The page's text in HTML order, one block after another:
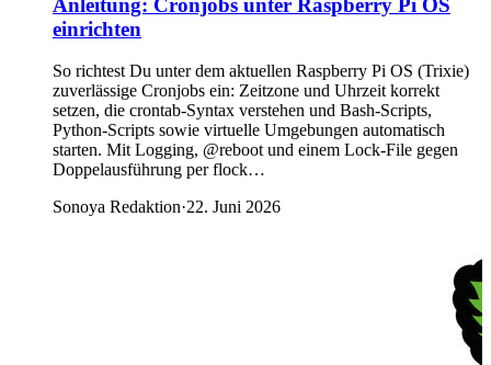
einrichten
So richtest Du unter dem aktuellen Raspberry Pi OS (Trixie)
zuverlässige Cronjobs ein: Zeitzone und Uhrzeit korrekt
setzen, die crontab-Syntax verstehen und Bash-Scripts,
Python-Scripts sowie virtuelle Umgebungen automatisch
starten. Mit Logging, @reboot und einem Lock-File gegen
Doppelausführung per flock…
Sonoya Redaktion·22. Juni 2026